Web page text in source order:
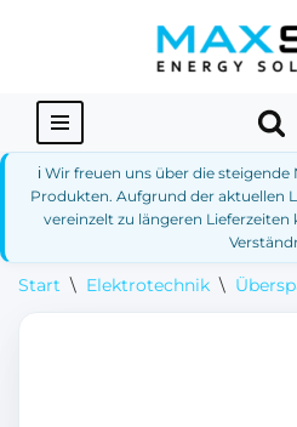
springen
ℹ️ Wir freuen uns über die
Produkten. Aufgrund der aktuellen
vereinzelt zu längeren
Start \ Elektrotechnik \